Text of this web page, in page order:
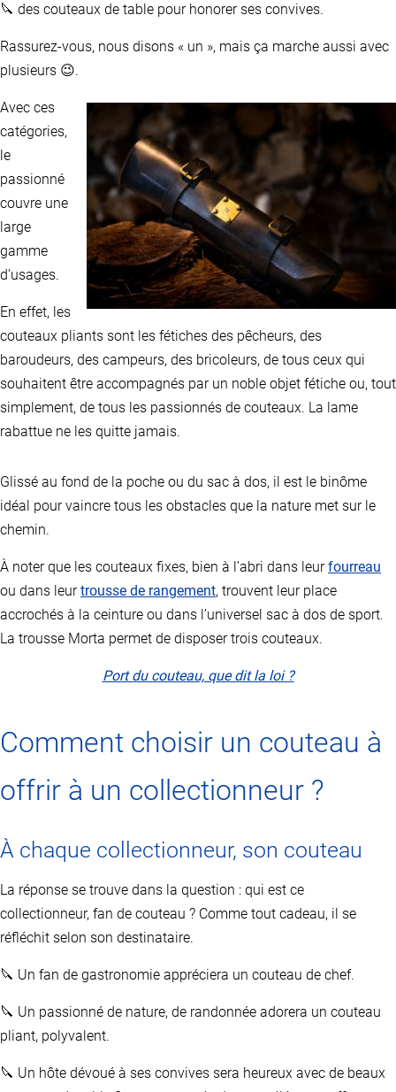
🔪 des couteaux de table pour honorer ses convives.
Rassurez-vous, nous disons « un », mais ça marche aussi avec
plusieurs 😉.
Avec ces
catégories,
le
passionné
couvre une
large
gamme
d’usages.
En effet, les
couteaux pliants sont les fétiches des pêcheurs, des
baroudeurs, des campeurs, des bricoleurs, de tous ceux qui
souhaitent être accompagnés par un noble objet fétiche ou, tout
simplement, de tous les passionnés de couteaux. La lame
rabattue ne les quitte jamais.
Glissé au fond de la poche ou du sac à dos, il est le binôme
idéal pour vaincre tous les obstacles que la nature met sur le
chemin.
À noter que les couteaux fixes, bien à l’abri dans leurfourreau
ou dans leurtrousse de rangement, trouvent leur place
accrochés à la ceinture ou dans l’universel sac à dos de sport.
La trousse Morta permet de disposer trois couteaux.
Port du couteau, que dit la loi ?
Comment choisir un couteau à
offrir à un collectionneur ?
À chaque collectionneur, son couteau
La réponse se trouve dans la question : qui est ce
collectionneur, fan de couteau ? Comme tout cadeau, il se
réfléchit selon son destinataire.
🔪 Un fan de gastronomie appréciera un couteau de chef.
🔪 Un passionné de nature, de randonnée adorera un couteau
pliant, polyvalent.
🔪 Un hôte dévoué à ses convives sera heureux avec de beaux